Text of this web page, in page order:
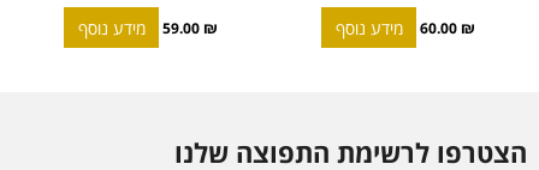
60.00 ₪ מידע נוסף 59.00 ₪ מידע נוסף
הצטרפו לרשימת התפוצה שלנו